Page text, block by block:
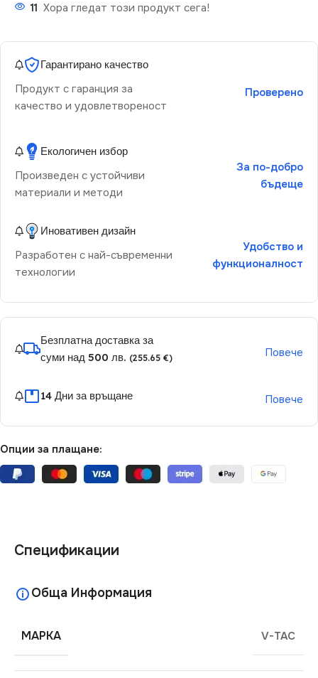
11 Хора гледат този продукт сега!
Гарантирано качество
Продукт с гаранция за
качество и удовлетвореност
Проверено
Екологичен избор
Произведен с устойчиви
материали и методи
За по-добро
бъдеще
Иновативен дизайн
Разработен с най-съвременни
технологии
Удобство и
функционалност
Безплатна доставка за
суми над 500 лв. (255.65 €) Повече
14 Дни за връщане Повече
Опции за плащане:
Спецификации
Обща Информация
МАРКА V-TAC